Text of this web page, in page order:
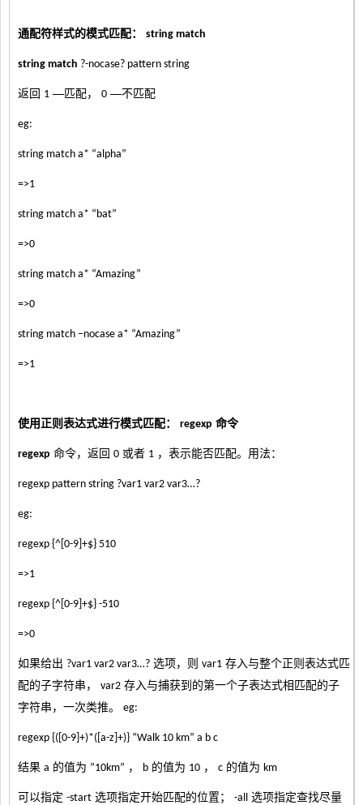
wideinteger
长整型变量（忽略前后的空白）。如果检测
通配符样式的模式匹配： string match
string match ?-nocase? pattern string
返回 1 —匹配， 0 —不匹配
eg:
string match a* “alpha”
=>1
string match a* “bat”
=>0
string match a* “Amazing”
=>0
string match –nocase a* “Amazing”
=>1
使用正则表达式进行模式匹配： regexp 命令
regexp 命令，返回 0 或者 1 ，表示能否匹配。用法：
regexp pattern string ?var1 var2 var3…?
eg:
regexp {^[0-9]+$} 510
=>1
regexp {^[0-9]+$} -510
=>0
如果给出 ?var1 var2 var3…? 选项，则 var1 存入与整个正则表达式匹
配的子字符串，
var2 存入与捕获到的第一个子表达式相匹配的子
字符串，一次类推。
eg:
regexp {([0-9]+)*([a-z]+)} “Walk 10 km” a b c
结果 a 的值为 ”10km” ， b 的值为 10 ， c 的值为 km
可以指定 -start 选项指定开始匹配的位置； -all 选项指定查找尽量